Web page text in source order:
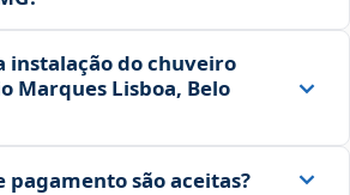
instalação do chuveiro
Marques Lisboa, Belo
pagamento são aceitas?